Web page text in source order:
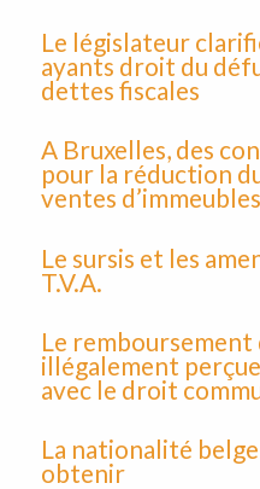
Le législateur
ayants droit du
dettes fiscales
A Bruxelles, des
pour la réduction
ventes d’immeubles
Le sursis et les
T.V.A.
Le remboursement
illégalement
avec le droit
La nationalité
obtenir